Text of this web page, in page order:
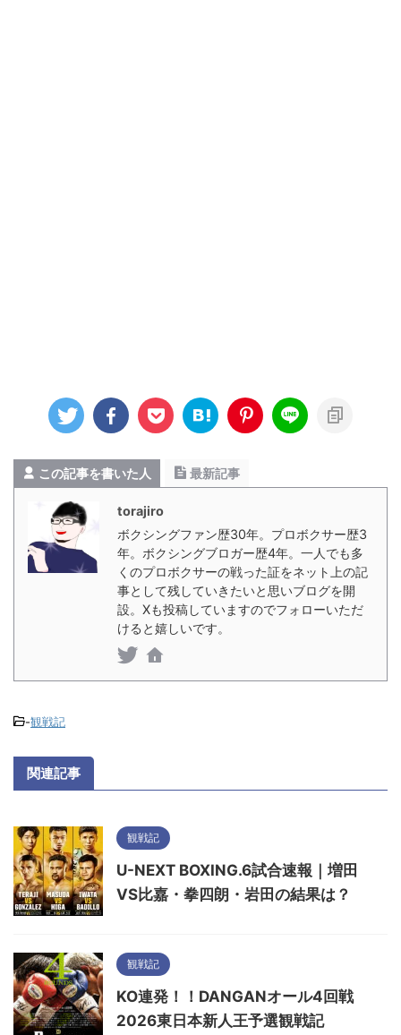
この記事を書いた人 最新記事
torajiro
ボクシングファン歴30年。プロボクサー歴3
年。ボクシングブロガー歴4年。一人でも多
くのプロボクサーの戦った証をネット上の記
事として残していきたいと思いブログを開
設。Xも投稿していますのでフォローいただ
けると嬉しいです。
-観戦記
関連記事
観戦記
U-NEXT BOXING.6試合速報｜増田
VS比嘉・拳四朗・岩田の結果は？
観戦記
KO連発！！DANGANオール4回戦
2026東日本新人王予選観戦記